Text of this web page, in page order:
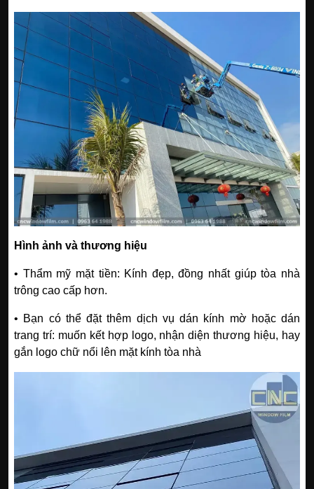
Hình ảnh và thương hiệu
• Thẩm mỹ mặt tiền: Kính đẹp, đồng nhất giúp tòa nhà
trông cao cấp hơn.
• Bạn có thể đặt thêm dịch vụ dán kính mờ hoặc dán
trang trí: muốn kết hợp logo, nhận diện thương hiệu, hay
gắn logo chữ nổi lên mặt kính tòa nhà